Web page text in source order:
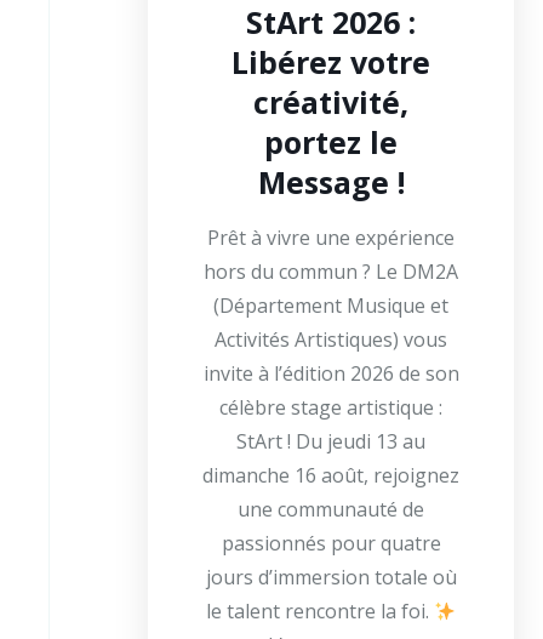
StArt 2026 :
Libérez votre
créativité,
portez le
Message !
Prêt à vivre une expérience
hors du commun ? Le DM2A
(Département Musique et
Activités Artistiques) vous
invite à l’édition 2026 de son
célèbre stage artistique :
StArt ! Du jeudi 13 au
dimanche 16 août, rejoignez
une communauté de
passionnés pour quatre
jours d’immersion totale où
le talent rencontre la foi.